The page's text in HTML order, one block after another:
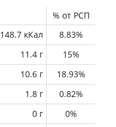
% от РСП
148.7 кКал
8.83%
11.4 г
15%
10.6 г
18.93%
1.8 г
0.82%
0 г
0%